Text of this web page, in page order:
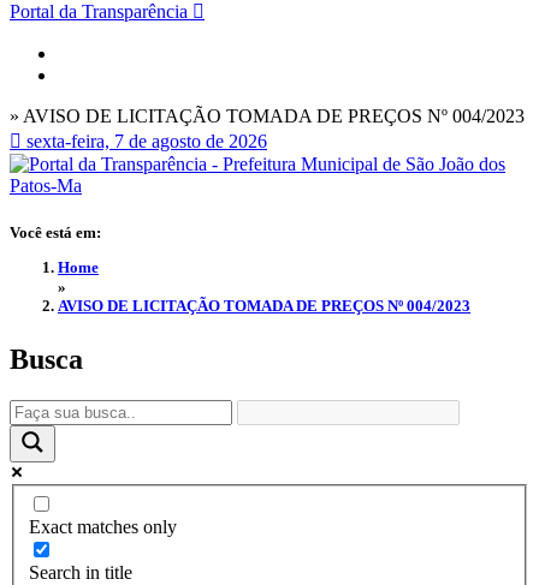
Portal da Transparência
» AVISO DE LICITAÇÃO TOMADA DE PREÇOS Nº 004/2023
sexta-feira, 7 de agosto de 2026
Você está em:
Home
»
AVISO DE LICITAÇÃO TOMADA DE PREÇOS Nº 004/2023
Busca
Exact matches only
Search in title